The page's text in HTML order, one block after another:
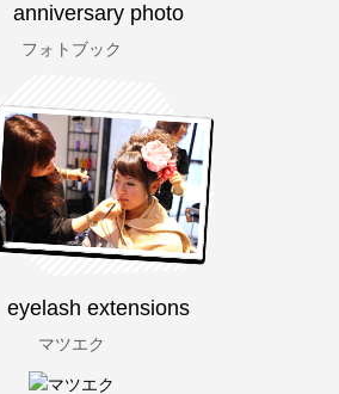
anniversary photo
フォトブック
eyelash extensions
マツエク